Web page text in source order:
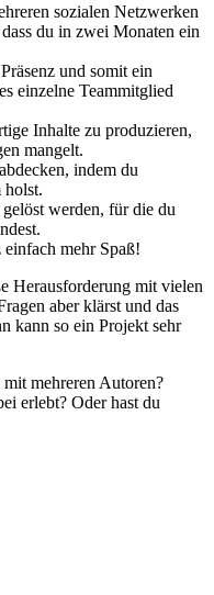
sozialen Netzwerken
du in zwei Monaten ein
und somit ein
einzelne Teammitglied
Inhalte zu produzieren,
mangelt.
indem du
holst.
werden, für die du
mehr Spaß!
Herausforderung mit vielen
aber klärst und das
kann so ein Projekt sehr
mehreren Autoren?
erlebt? Oder hast du